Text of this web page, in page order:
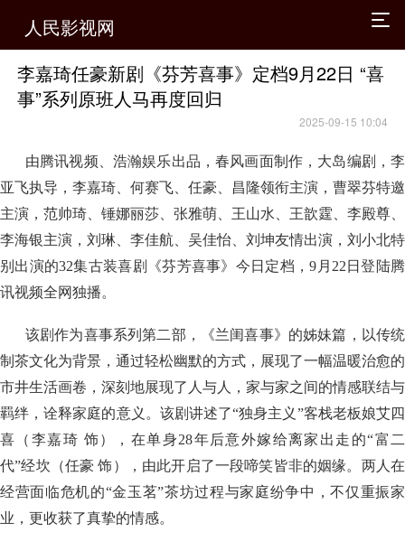
人民影视网
李嘉琦任豪新剧《芬芳喜事》定档9月22日 “喜
事”系列原班人马再度回归
2025-09-15 10:04
由腾讯视频、浩瀚娱乐出品，春风画面制作，大岛编剧，李
亚飞执导，李嘉琦、何赛飞、任豪、昌隆领衔主演，曹翠芬特邀
主演，范帅琦、锤娜丽莎、张雅萌、王山水、王歆霆、李殿尊、
李海银主演，刘琳、李佳航、吴佳怡、刘坤友情出演，刘小北特
别出演的32集古装喜剧《芬芳喜事》今日定档，9月22日登陆腾
讯视频全网独播。
该剧作为喜事系列第二部，《兰闺喜事》的姊妹篇，以传统
制茶文化为背景，通过轻松幽默的方式，展现了一幅温暖治愈的
市井生活画卷，深刻地展现了人与人，家与家之间的情感联结与
羁绊，诠释家庭的意义。该剧讲述了“独身主义”客栈老板娘艾四
喜（李嘉琦 饰），在单身28年后意外嫁给离家出走的“富二
代”经坎（任豪 饰），由此开启了一段啼笑皆非的姻缘。两人在
经营面临危机的“金玉茗”茶坊过程与家庭纷争中，不仅重振家
业，更收获了真挚的情感。